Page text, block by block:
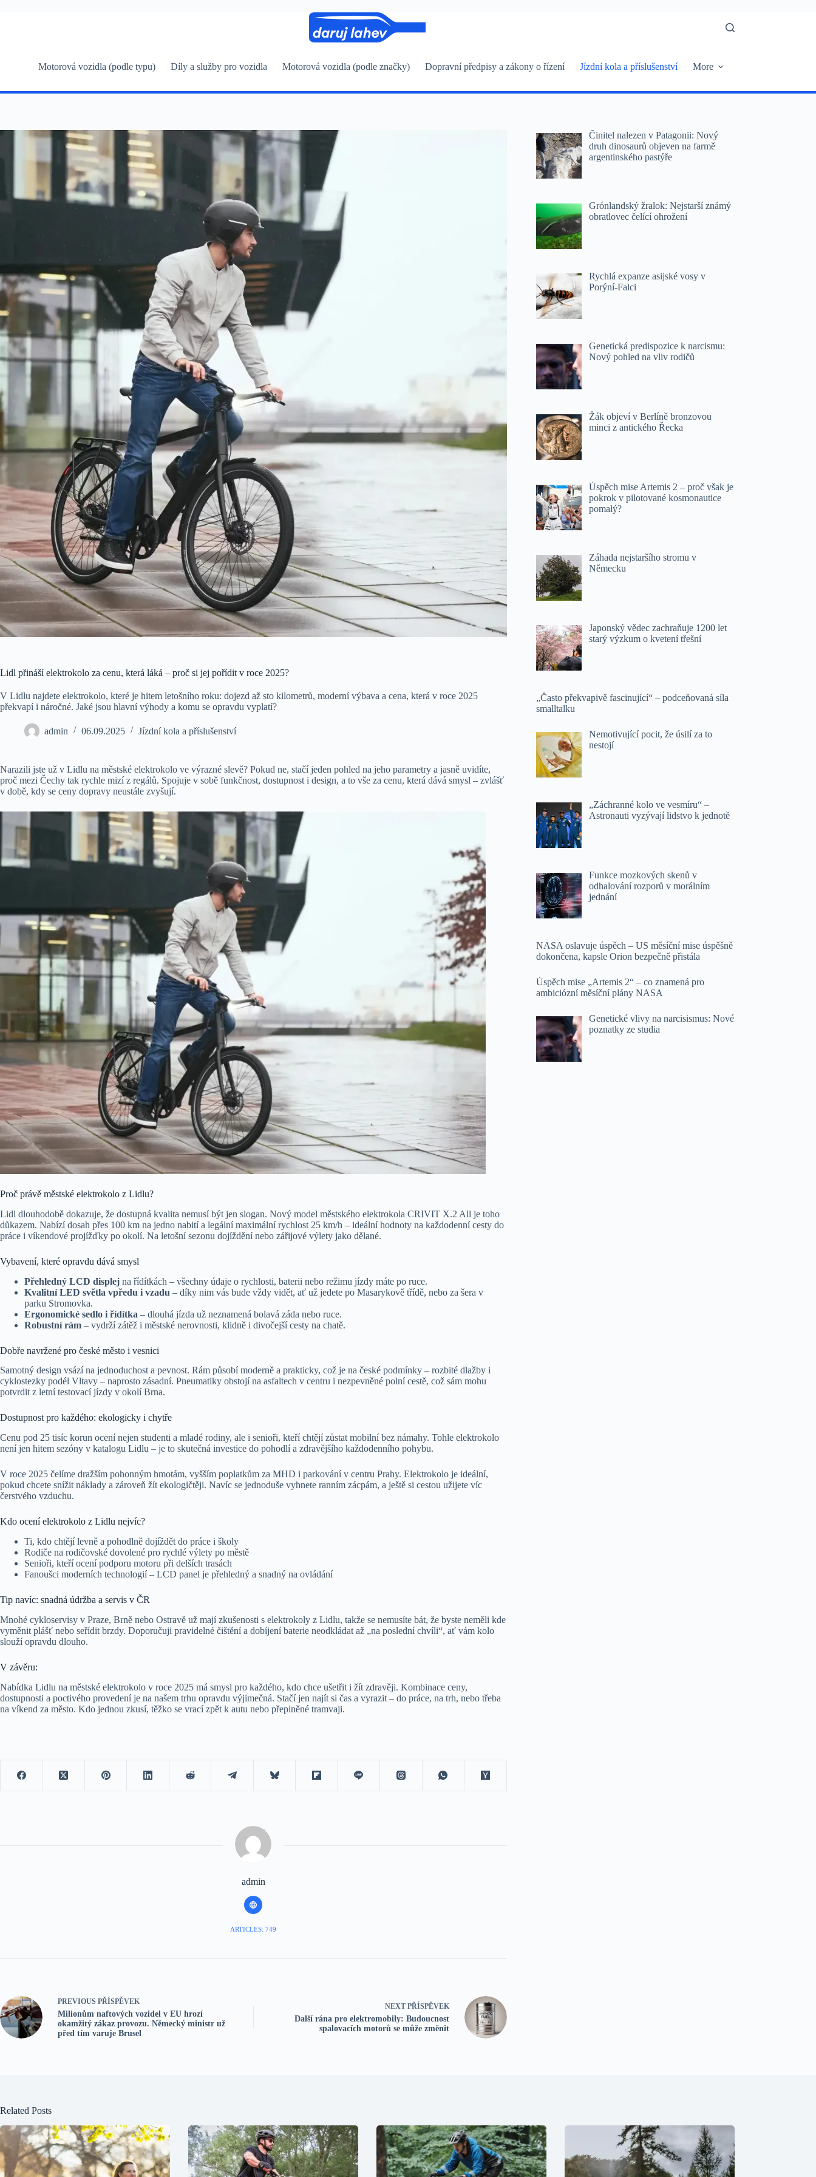
Motorová vozidla (podle typu) Díly a služby pro vozidla Motorová vozidla (podle značky) Dopravní předpisy a zákony o řízení Jízdní kola a příslušenství More
Lidl přináší elektrokolo za cenu, která láká – proč si jej pořídit v roce 2025?
V Lidlu najdete elektrokolo, které je hitem letošního roku: dojezd až sto kilometrů, moderní výbava a cena, která v roce 2025
překvapí i náročné. Jaké jsou hlavní výhody a komu se opravdu vyplatí?
admin 06.09.2025 Jízdní kola a příslušenství
Narazili jste už v Lidlu na městské elektrokolo ve výrazné slevě? Pokud ne, stačí jeden pohled na jeho parametry a jasně uvidíte,
proč mezi Čechy tak rychle mizí z regálů. Spojuje v sobě funkčnost, dostupnost i design, a to vše za cenu, která dává smysl – zvlášť
v době, kdy se ceny dopravy neustále zvyšují.
Proč právě městské elektrokolo z Lidlu?
Lidl dlouhodobě dokazuje, že dostupná kvalita nemusí být jen slogan. Nový model městského elektrokola CRIVIT X.2 All je toho
důkazem. Nabízí dosah přes 100 km na jedno nabití a legální maximální rychlost 25 km/h – ideální hodnoty na každodenní cesty do
práce i víkendové projížďky po okolí. Na letošní sezonu dojíždění nebo zářijové výlety jako dělané.
Vybavení, které opravdu dává smysl
Přehledný LCD displej na řídítkách – všechny údaje o rychlosti, baterii nebo režimu jízdy máte po ruce.
Kvalitní LED světla vpředu i vzadu – díky nim vás bude vždy vidět, ať už jedete po Masarykově třídě, nebo za šera v
parku Stromovka.
Ergonomické sedlo i řídítka – dlouhá jízda už neznamená bolavá záda nebo ruce.
Robustní rám – vydrží zátěž i městské nerovnosti, klidně i divočejší cesty na chatě.
Dobře navržené pro české město i vesnici
Samotný design vsází na jednoduchost a pevnost. Rám působí moderně a prakticky, což je na české podmínky – rozbité dlažby i
cyklostezky podél Vltavy – naprosto zásadní. Pneumatiky obstojí na asfaltech v centru i nezpevněné polní cestě, což sám mohu
potvrdit z letní testovací jízdy v okolí Brna.
Dostupnost pro každého: ekologicky i chytře
Cenu pod 25 tisíc korun ocení nejen studenti a mladé rodiny, ale i senioři, kteří chtějí zůstat mobilní bez námahy. Tohle elektrokolo
není jen hitem sezóny v katalogu Lidlu – je to skutečná investice do pohodlí a zdravějšího každodenního pohybu.
V roce 2025 čelíme dražším pohonným hmotám, vyšším poplatkům za MHD i parkování v centru Prahy. Elektrokolo je ideální,
pokud chcete snížit náklady a zároveň žít ekologičtěji. Navíc se jednoduše vyhnete ranním zácpám, a ještě si cestou užijete víc
čerstvého vzduchu.
Kdo ocení elektrokolo z Lidlu nejvíc?
Ti, kdo chtějí levně a pohodlně dojíždět do práce i školy
Rodiče na rodičovské dovolené pro rychlé výlety po městě
Senioři, kteří ocení podporu motoru při delších trasách
Fanoušci moderních technologií – LCD panel je přehledný a snadný na ovládání
Tip navíc: snadná údržba a servis v ČR
Mnohé cykloservisy v Praze, Brně nebo Ostravě už mají zkušenosti s elektrokoly z Lidlu, takže se nemusíte bát, že byste neměli kde
vyměnit plášť nebo seřídit brzdy. Doporučuji pravidelné čištění a dobíjení baterie neodkládat až „na poslední chvíli“, ať vám kolo
slouží opravdu dlouho.
V závěru:
Nabídka Lidlu na městské elektrokolo v roce 2025 má smysl pro každého, kdo chce ušetřit i žít zdravěji. Kombinace ceny,
dostupnosti a poctivého provedení je na našem trhu opravdu výjimečná. Stačí jen najít si čas a vyrazit – do práce, na trh, nebo třeba
na víkend za město. Kdo jednou zkusí, těžko se vrací zpět k autu nebo přeplněné tramvaji.
admin
ARTICLES: 749
PREVIOUS PŘÍSPĚVEK
Milionům naftových vozidel v EU hrozí
okamžitý zákaz provozu. Německý ministr už
před tím varuje Brusel
NEXT PŘÍSPĚVEK
Další rána pro elektromobily: Budoucnost
spalovacích motorů se může změnit
Činitel nalezen v Patagonii: Nový
druh dinosaurů objeven na farmě
argentinského pastýře
Grónlandský žralok: Nejstarší známý
obratlovec čelící ohrožení
Rychlá expanze asijské vosy v
Porýní-Falci
Genetická predispozice k narcismu:
Nový pohled na vliv rodičů
Žák objeví v Berlíně bronzovou
minci z antického Řecka
Úspěch mise Artemis 2 – proč však je
pokrok v pilotované kosmonautice
pomalý?
Záhada nejstaršího stromu v
Německu
Japonský vědec zachraňuje 1200 let
starý výzkum o kvetení třešní
„Často překvapivě fascinující“ – podceňovaná síla
smalltalku
Nemotivující pocit, že úsilí za to
nestojí
„Záchranné kolo ve vesmíru“ –
Astronauti vyzývají lidstvo k jednotě
Funkce mozkových skenů v
odhalování rozporů v morálním
jednání
NASA oslavuje úspěch – US měsíční mise úspěšně
dokončena, kapsle Orion bezpečně přistála
Úspěch mise „Artemis 2“ – co znamená pro
ambiciózní měsíční plány NASA
Genetické vlivy na narcisismus: Nové
poznatky ze studia
Related Posts